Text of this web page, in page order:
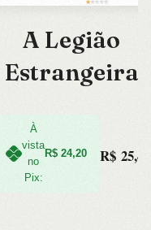
A Legião
Estrangeira
À
vista
no
Pix:
R$ 24,20 R$ 25,47